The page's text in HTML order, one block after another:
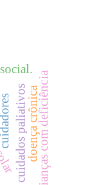
cuidados paliativoscrianças com deficiência
doença crônica
cuidadores